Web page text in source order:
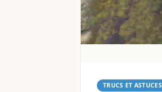
TRUCS ET ASTUCES